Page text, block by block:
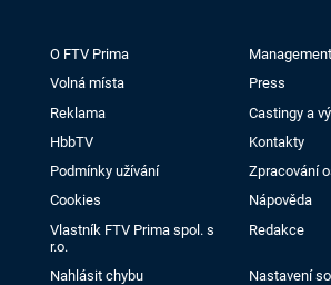
O FTV Prima
Management
Volná místa
Press
Reklama
Castingy a
HbbTV
Kontakty
Podmínky užívání
Zpracování
Cookies
Nápověda
Vlastník FTV Prima spol. s
r.o.
Redakce
Nahlásit chybu Nastavení